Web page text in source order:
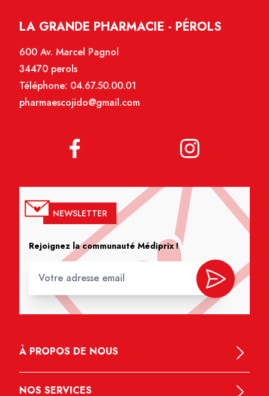
LA GRANDE PHARMACIE - PÉROLS
600 Av. Marcel Pagnol
34470 perols
Téléphone: 04.67.50.00.01
pharmaescojido@gmail.com
NEWSLETTER
Rejoignez la communauté Médiprix !
À PROPOS DE NOUS
NOS SERVICES